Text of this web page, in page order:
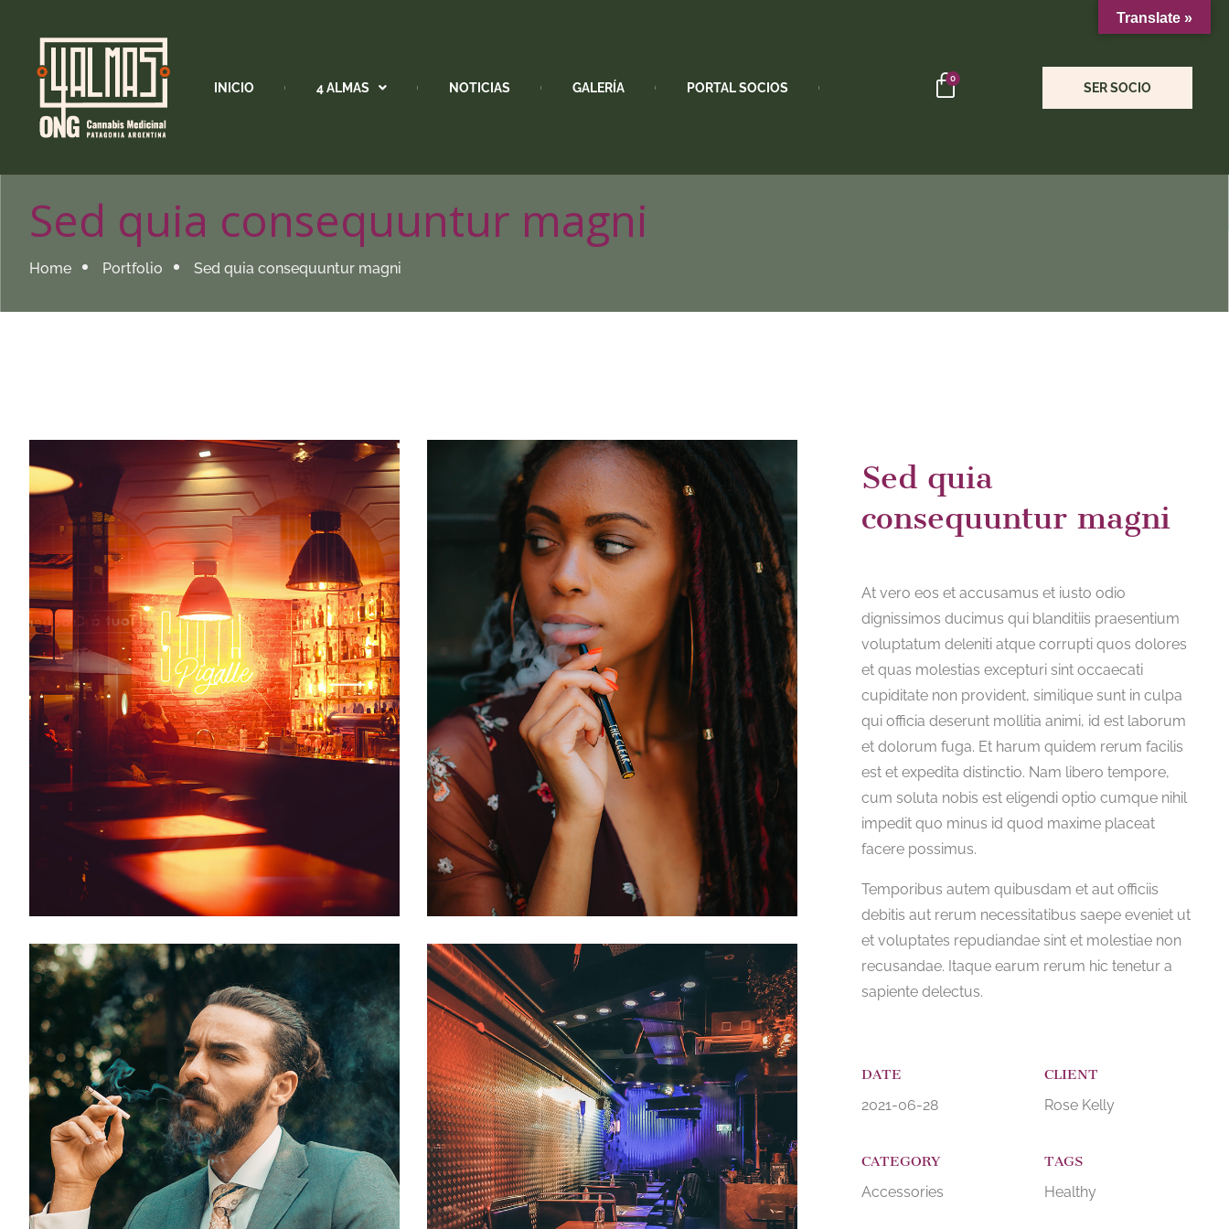
INICIO 4 ALMAS NOTICIAS GALERÍA PORTAL SOCIOS
0
SER SOCIO
Sed quia consequuntur magni
Home Portfolio Sed quia consequuntur magni
Sed quia
consequuntur magni
At vero eos et accusamus et iusto odio
dignissimos ducimus qui blanditiis praesentium
voluptatum deleniti atque corrupti quos dolores
et quas molestias excepturi sint occaecati
cupiditate non provident, similique sunt in culpa
qui officia deserunt mollitia animi, id est laborum
et dolorum fuga. Et harum quidem rerum facilis
est et expedita distinctio. Nam libero tempore,
cum soluta nobis est eligendi optio cumque nihil
impedit quo minus id quod maxime placeat
facere possimus.
Temporibus autem quibusdam et aut officiis
debitis aut rerum necessitatibus saepe eveniet ut
et voluptates repudiandae sint et molestiae non
recusandae. Itaque earum rerum hic tenetur a
sapiente delectus.
DATE
2021-06-28
CLIENT
Rose Kelly
CATEGORY
Accessories
TAGS
Healthy
Translate »